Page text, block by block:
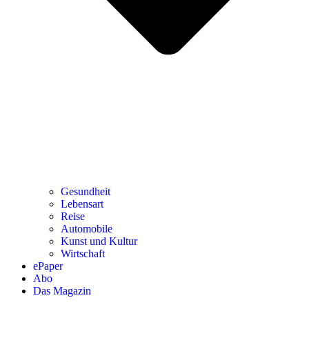
Gesundheit
Lebensart
Reise
Automobile
Kunst und Kultur
Wirtschaft
ePaper
Abo
Das Magazin